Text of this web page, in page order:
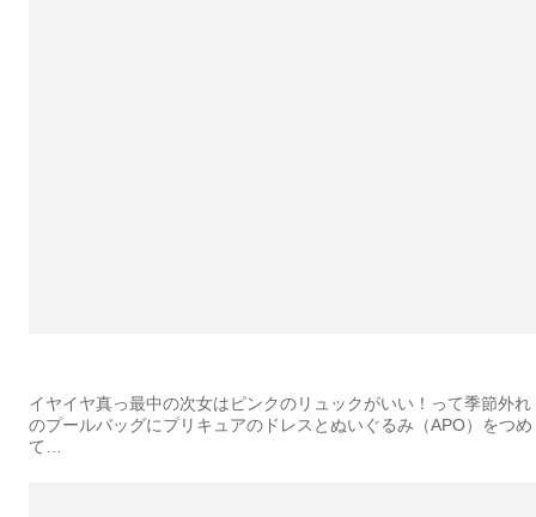
イヤイヤ真っ最中の次女はピンクのリュックがいい！って季節外れ
のプールバッグにプリキュアのドレスとぬいぐるみ（APO）をつめ
て…